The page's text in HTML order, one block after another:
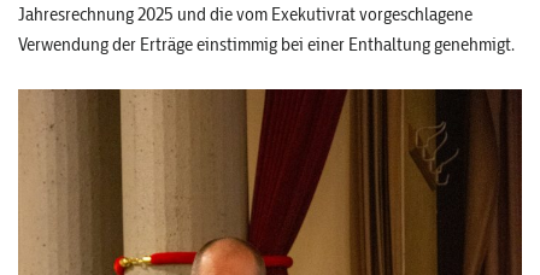
Jahresrechnung 2025 und die vom Exekutivrat vorgeschlagene
Verwendung der Erträge einstimmig bei einer Enthaltung genehmigt.